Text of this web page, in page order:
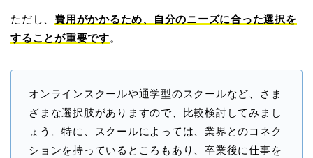
ただし、費用がかかるため、自分のニーズに合った選択を
することが重要です。
オンラインスクールや通学型のスクールなど、さま
ざまな選択肢がありますので、比較検討してみまし
ょう。特に、スクールによっては、業界とのコネク
ションを持っているところもあり、卒業後に仕事を